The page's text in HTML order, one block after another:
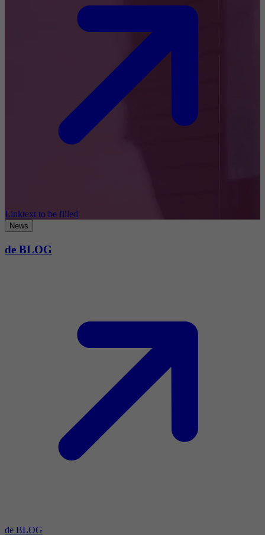
Linktext to be filled
News
de BLOG
de BLOG